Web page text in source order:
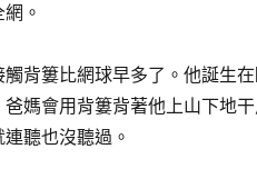
。
觸背簍比網球早多了。他誕生
爸媽會用背簍背著他上山下地
聽也沒聽過。